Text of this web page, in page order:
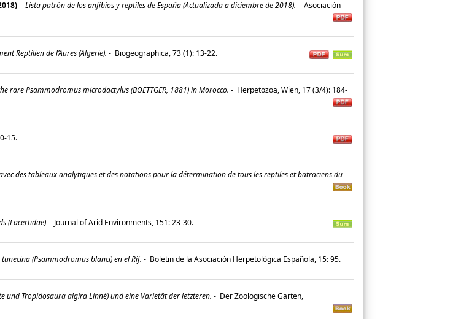
- Lista patrón de los anfibios y reptiles de España (Actualizada a diciembre de 2018). - Asociación
Reptilien de l’Aures (Algerie). - Biogeographica, 73 (1): 13-22.
rare Psammodromus microdactylus (BOETTGER, 1881) in Morocco. - Herpetozoa, Wien, 17 (3/4): 184-
15.
des tableaux analytiques et des notations pour la détermination de tous les reptiles et batraciens du
(Lacertidae)- Journal of Arid Environments, 151: 23-30.
(Psammodromus blanci) en el Rif. - Boletin de la Asociación Herpetológica Española, 15: 95.
und Tropidosaura algira Linné) und eine Varietät der letzteren. - Der Zoologische Garten,